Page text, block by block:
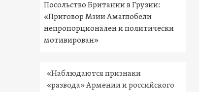
Посольство Британии в Грузии:
«Приговор Мзии Амаглобели
непропорционален и политически
мотивирован»
«Наблюдаются признаки
«развода» Армении и российского